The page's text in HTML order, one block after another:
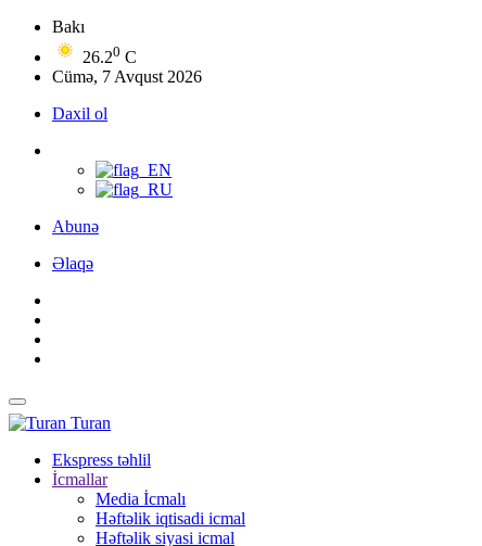
Bakı
26.20 C
Cümə, 7 Avqust 2026
Daxil ol
Abunə
Əlaqə
Turan
Ekspress təhlil
İcmallar
Media İcmalı
Həftəlik iqtisadi icmal
Həftəlik siyasi icmal